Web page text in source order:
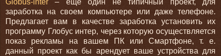
Globus-inter – еще один не типичный проект, для
заработка на своем компьютере или даже телефоне.
Предлагает вам в качестве заработка установить их
программу Глобус интер, через которую осуществляется
показ рекламы на вашем ПК или Смартфоне, т. е.
данный проект как бы арендует ваше устройства для